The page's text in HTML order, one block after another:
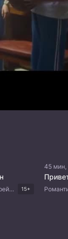
Романтика Корейские дорамы 15+
45 мин,